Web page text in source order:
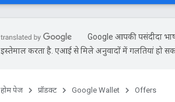
Google आपकी पसंदीदा
इस्तेमाल करता है. एआई से मिले अनुवादों में गलतियां हो
होम पेज प्रॉडक्ट Google Wallet Offers